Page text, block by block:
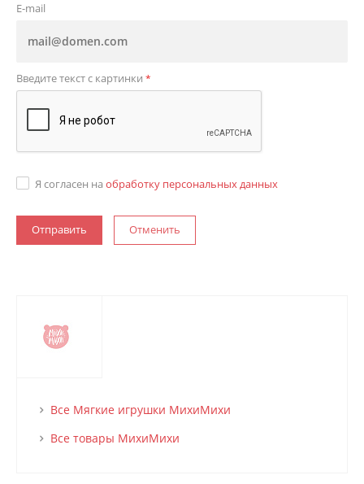
E-mail
Введите текст с картинки *
Я согласен на обработку персональных данных
Отменить
Все Мягкие игрушки МихиМихи
Все товары МихиМихи